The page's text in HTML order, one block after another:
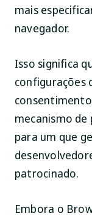
mais
navegador.
Isso significa
configurações
mecanismo de
para um que
patrocinado.
Embora o